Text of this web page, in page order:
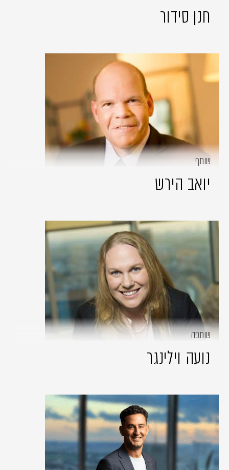
חנן סידור
שותף
יואב הירש
שותפה
נועה וילינגר